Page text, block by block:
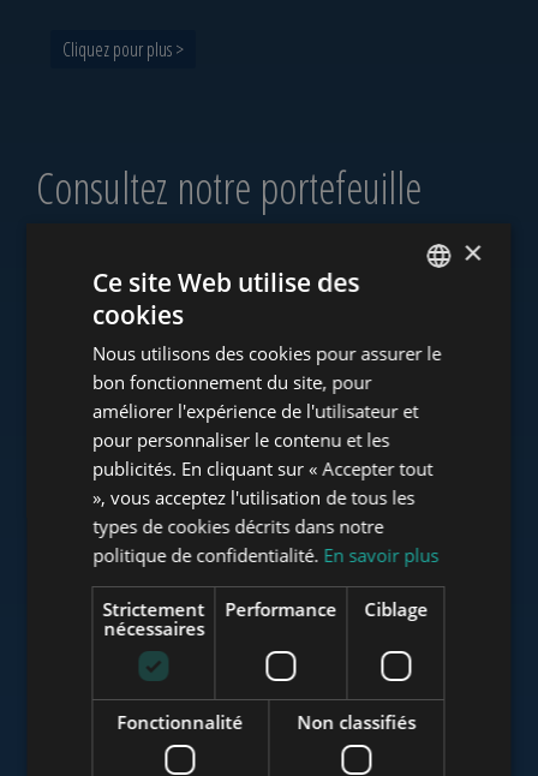
Cliquez pour plus >
Consultez notre portefeuille
www.towerassistance.com
www.mybudapesthome.com
www.budapestluxuryapartments.hu
HUNGARIAN
FRENCH
ITALIAN
RUSSIAN
ARABIC
×
Ce site Web utilise des
cookies
Nous utilisons des cookies pour assurer le
bon fonctionnement du site, pour
améliorer l'expérience de l'utilisateur et
pour personnaliser le contenu et les
publicités. En cliquant sur « Accepter tout
», vous acceptez l'utilisation de tous les
types de cookies décrits dans notre
politique de confidentialité. En savoir plus
Strictement
nécessaires
Performance Ciblage
Fonctionnalité Non classifiés